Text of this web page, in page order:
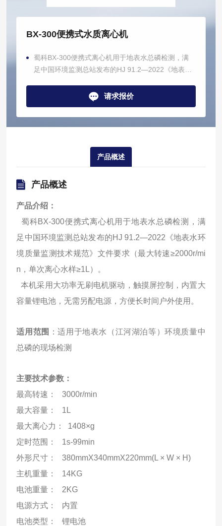
BX-300便携式水质离心机
蜀科BX-300便携式离心机用于地表水总磷检测，满
足中国环境监测总站发布的HJ 91.2—2022《地表水
≥2000r/min，单次离心水样≥1L）。
请求报价
产品概述
产品概述
产品介绍：
蜀科BX-300便携式离心机用于地表水总磷检测，满
足中国环境监测总站发布的HJ 91.2—2022《地表水环
境质量监测技术规范》文件要求（最大转速≥2000r/mi
n，单次离心水样≥1L）。
本机采用大功率无刷电机驱动，触摸屏控制，内置大
容量锂电池，无需另配电源，方便长时间户外使用。
适用范围
：适用于地表水（江河湖泊等）环境质量中
总磷的现场检测
主要技术参数：
最高转速： 3000r/min
最大容量： 1L
最大离心力： 1408×g
定时范围： 1s-99min
外形尺寸： 380mmX340mmX220mm(L × W × H)
主机重量： 14KG
电池重量： 2KG
电源方式： 内置
电池类型： 锂电池